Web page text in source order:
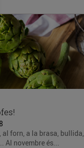
al forn, a la brasa, bullida,
Al novembre és...